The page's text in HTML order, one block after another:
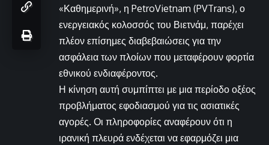
«Καθημερινή», η PetroVietnam (PVTrans), ο
ενεργειακός κολοσσός του Βιετνάμ, παρέχει
πλέον επίσημες διαβεβαιώσεις για την
ασφάλεια των πλοίων που μεταφέρουν φορτία
εθνικού ενδιαφέροντος.
Η κίνηση αυτή συμπίπτει με μια περίοδο οξέος
προβλήματος εφοδιασμού για τις ασιατικές
αγορές. Οι πληροφορίες αναφέρουν ότι η
ιρανική πλευρά ενδέχεται να εφαρμόζει μια